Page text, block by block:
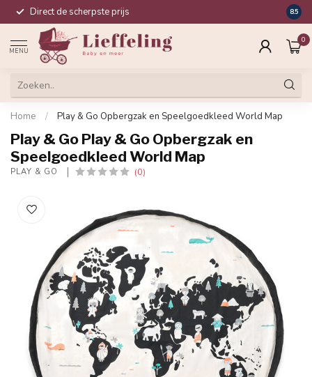
Direct de scherpste prijs 8.5
MENU
0
Home / Play & Go Opbergzak en Speelgoedkleed World Map
Play & Go Play & Go Opbergzak en
Speelgoedkleed World Map
PLAY & GO (0)